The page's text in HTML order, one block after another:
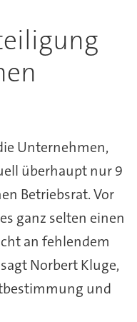
Unternehmen,
überhaupt nur 9
Betriebsrat. Vor
ganz selten einen
an fehlendem
Norbert Kluge,
und